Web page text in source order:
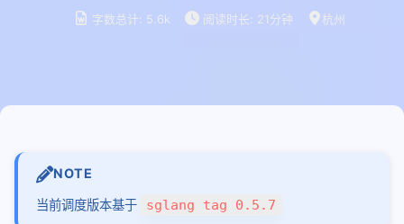
字数总计: 5.6k 阅读时长: 21分钟 杭州
NOTE
当前调度版本基于 sglang tag 0.5.7
mamba-radix-cache-extra-buffer
2-流式响应架构